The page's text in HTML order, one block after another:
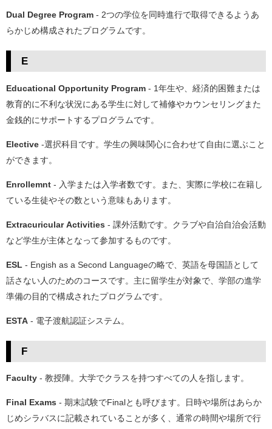
Dual Degree Program - 2つの学位を同時進行で取得できるようあ
らかじめ構成されたプログラムです。
E
Educational Opportunity Program - 1年生や、経済的困難または
教育的に不利な状況にある学生に対して補修やカウンセリングまた
金銭的にサポートするプログラムです。
Elective -選択科目です。学生の興味関心に合わせて自由に選ぶこと
ができます。
Enrollemnt - 入学または入学者数です。また、実際に学校に在籍し
ている生徒やその数という意味もあります。
Extracuricular Activities - 課外活動です。クラブや自治自治会活動
など学生が主体となって参加するものです。
ESL
- Engish as a Second Languageの略で、英語を母国語として
話さない人のためのコースです。主に留学生が対象で、学部の進学
準備の目的で構成されたプログラムです。
ESTA - 電子渡航認証システム。
F
Faculty - 教授陣。大学でクラスを持つすべての人を指します。
Final Exams - 期末試験でFinalとも呼びます。日時や場所はあらか
じめシラバスに記載されていることが多く、通常の時間や場所で行